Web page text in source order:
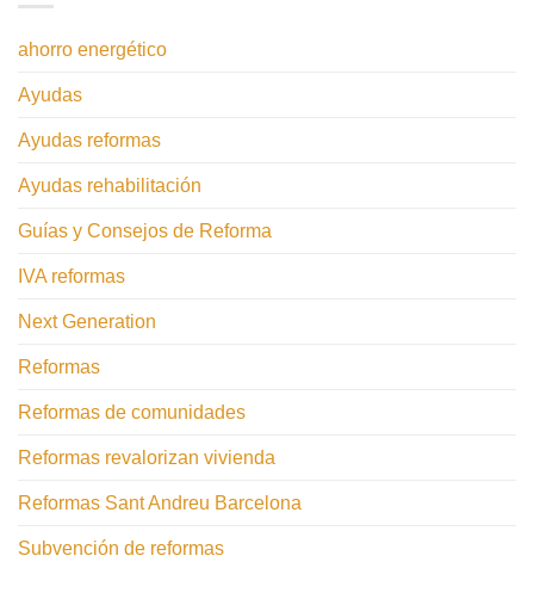
ahorro energético
Ayudas
Ayudas reformas
Ayudas rehabilitación
Guías y Consejos de Reforma
IVA reformas
Next Generation
Reformas
Reformas de comunidades
Reformas revalorizan vivienda
Reformas Sant Andreu Barcelona
Subvención de reformas